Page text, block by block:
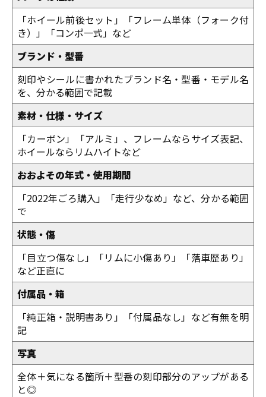
「ホイール前後セット」「フレーム単体（フォーク付
き）」「コンポ一式」など
ブランド・型番
刻印やシールに書かれたブランド名・型番・モデル名
を、分かる範囲で記載
素材・仕様・サイズ
「カーボン」「アルミ」、フレームならサイズ表記、
ホイールならリムハイトなど
おおよその年式・使用期間
「2022年ごろ購入」「走行少なめ」など、分かる範囲
で
状態・傷
「目立つ傷なし」「リムに小傷あり」「落車歴あり」
など正直に
付属品・箱
「純正箱・説明書あり」「付属品なし」など有無を明
記
写真
全体＋気になる箇所＋型番の刻印部分のアップがある
と◎